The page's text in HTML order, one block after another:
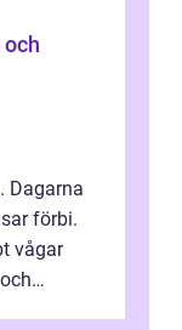
Dagarna
förbi.
vågar